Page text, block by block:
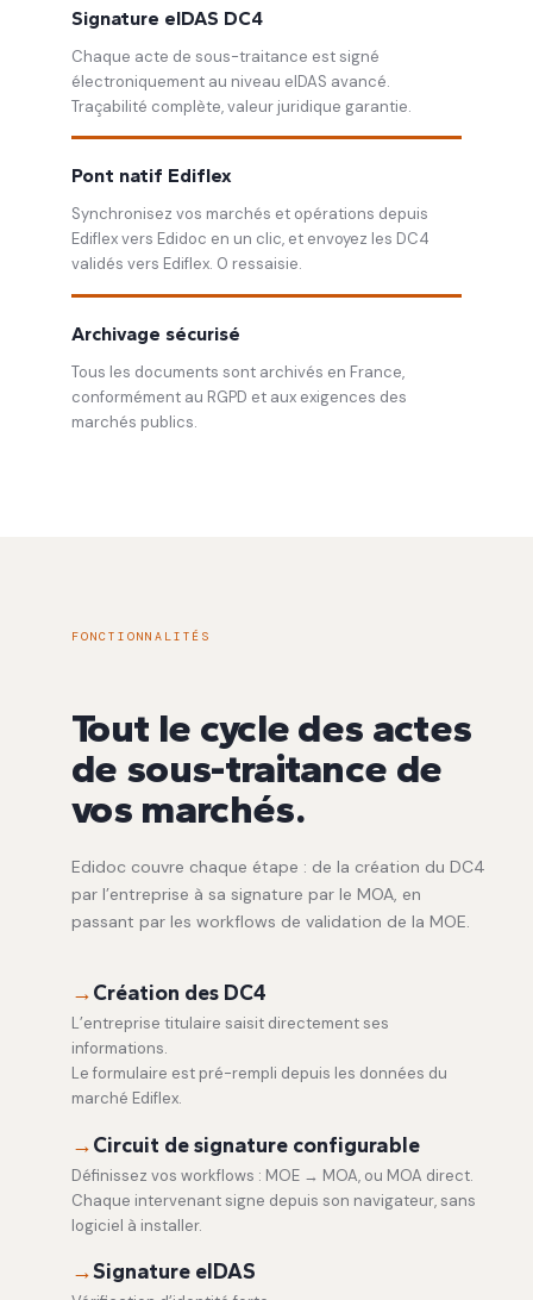
Signature eIDAS DC4
Chaque acte de sous-traitance est signé
électroniquement au niveau eIDAS avancé.
Traçabilité complète, valeur juridique garantie.
Pont natif Ediflex
Synchronisez vos marchés et opérations depuis
Ediflex vers Edidoc en un clic, et envoyez les DC4
validés vers Ediflex. 0 ressaisie.
Archivage sécurisé
Tous les documents sont archivés en France,
conformément au RGPD et aux exigences des
marchés publics.
FONCTIONNALITÉS
Tout le cycle des actes
de sous-traitance de
vos marchés.
Edidoc couvre chaque étape : de la création du DC4
par l’entreprise à sa signature par le MOA, en
passant par les workflows de validation de la MOE.
→Création des DC4
L’entreprise titulaire saisit directement ses
informations.
Le formulaire est pré-rempli depuis les données du
marché Ediflex.
→Circuit de signature configurable
Définissez vos workflows : MOE → MOA, ou MOA direct.
Chaque intervenant signe depuis son navigateur, sans
logiciel à installer.
→Signature eIDAS